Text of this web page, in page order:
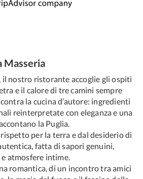
Masseria
il nostro ristorante accoglie gli ospiti
e il calore di tre camini sempre
la cucina d’autore: ingredienti
reinterpretate con eleganza e una
la Puglia.
per la terra e dal desiderio di
fatta di sapori genuini,
atmosfere intime.
romantica, di un incontro tra amici